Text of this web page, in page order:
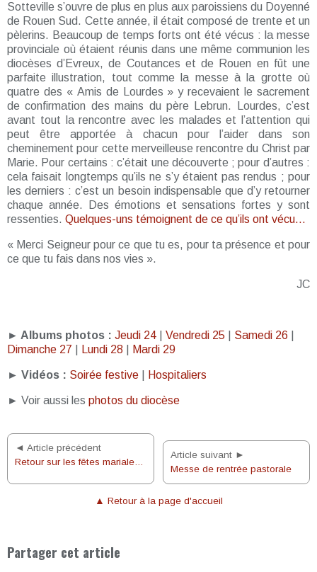
Sotteville s’ouvre de plus en plus aux paroissiens du Doyenné
de Rouen Sud. Cette année, il était composé de trente et un
pèlerins. Beaucoup de temps forts ont été vécus : la messe
provinciale où étaient réunis dans une même communion les
diocèses d’Evreux, de Coutances et de Rouen en fût une
parfaite illustration, tout comme la messe à la grotte où
quatre des « Amis de Lourdes » y recevaient le sacrement
de confirmation des mains du père Lebrun. Lourdes, c’est
avant tout la rencontre avec les malades et l’attention qui
peut être apportée à chacun pour l’aider dans son
cheminement pour cette merveilleuse rencontre du Christ par
Marie. Pour certains : c’était une découverte ; pour d’autres :
cela faisait longtemps qu’ils ne s’y étaient pas rendus ; pour
les derniers : c’est un besoin indispensable que d’y retourner
chaque année. Des émotions et sensations fortes y sont
ressenties. Quelques-uns témoignent de ce qu’ils ont vécu…
« Merci Seigneur pour ce que tu es, pour ta présence et pour
ce que tu fais dans nos vies ».
JC
► Albums photos : Jeudi 24 Vendredi 25 Samedi 26
Dimanche 27
Lundi 28 Mardi 29
► Vidéos : Soirée festive Hospitaliers
► Voir aussi les photos du diocèse
◄ Article précédent
Retour sur les fêtes mariales des 14 et 15 août 2017
Article suivant ►
Messe de rentrée pastorale
▲ Retour à la page d'accueil
Partager cet article